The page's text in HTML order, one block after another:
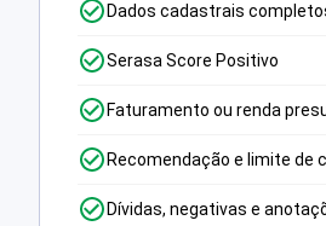
Dados cadastrais
Serasa Score Positivo
Faturamento ou renda
Recomendação e limite de
Dívidas, negativas e